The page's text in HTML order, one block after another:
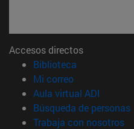
Accesos directos
Biblioteca
Mi correo(abre en
Aula virtual ADI
Búsqueda de personas
Trabaja con nosotros